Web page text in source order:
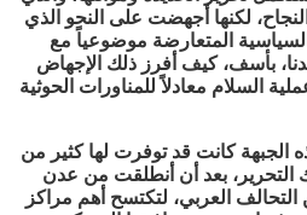
لكنها أجهضت على النحو الذي
المتعارضة موضوعياً مع
بأسف، كيف أفرز ذلك الإجهاض
السلام معادلاً للمناورات الحوثية
الجبهة كانت قد توفرت لها كثير من
التحرير، بعد أن أنطلقت من عدن
العربي، لتكتسح أهم مراكز